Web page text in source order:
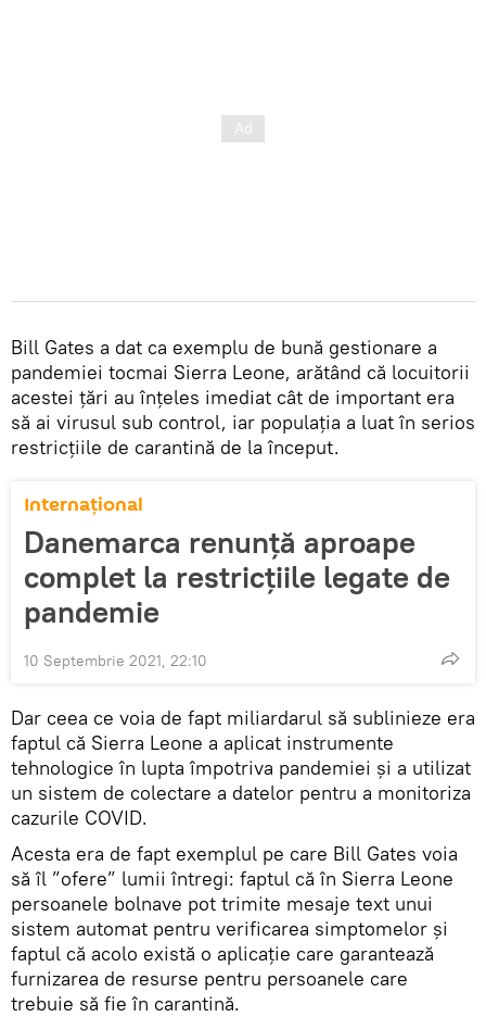
Bill Gates a dat ca exemplu de bună gestionare a
pandemiei tocmai Sierra Leone, arătând că locuitorii
acestei țări au înţeles imediat cât de important era
să ai virusul sub control, iar populaţia a luat în serios
restricţiile de carantină de la început.
Internațional
Danemarca renunță aproape
complet la restricțiile legate de
pandemie
10 Septembrie 2021, 22:10
Dar ceea ce voia de fapt miliardarul să sublinieze era
faptul că Sierra Leone a aplicat instrumente
tehnologice în lupta împotriva pandemiei și a utilizat
un sistem de colectare a datelor pentru a monitoriza
cazurile COVID.
Acesta era de fapt exemplul pe care Bill Gates voia
să îl ”ofere” lumii întregi: faptul că în Sierra Leone
persoanele bolnave pot trimite mesaje text unui
sistem automat pentru verificarea simptomelor și
faptul că acolo există o aplicaţie care garantează
furnizarea de resurse pentru persoanele care
trebuie să fie în carantină.